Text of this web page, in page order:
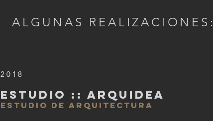
ALGUNAS REALIZACIONES:
2018
ESTUDIO :: ARQUIDEA
ESTUDIO DE ARQUITECTURA